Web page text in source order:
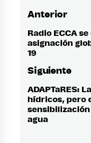
de
entradas
Anterior
Entrada
anterior:
Radio ECCA
asignación
19
Siguiente
Entrada
siguiente:
ADAPTaRES:
hídricos, pero
sensibilización
agua